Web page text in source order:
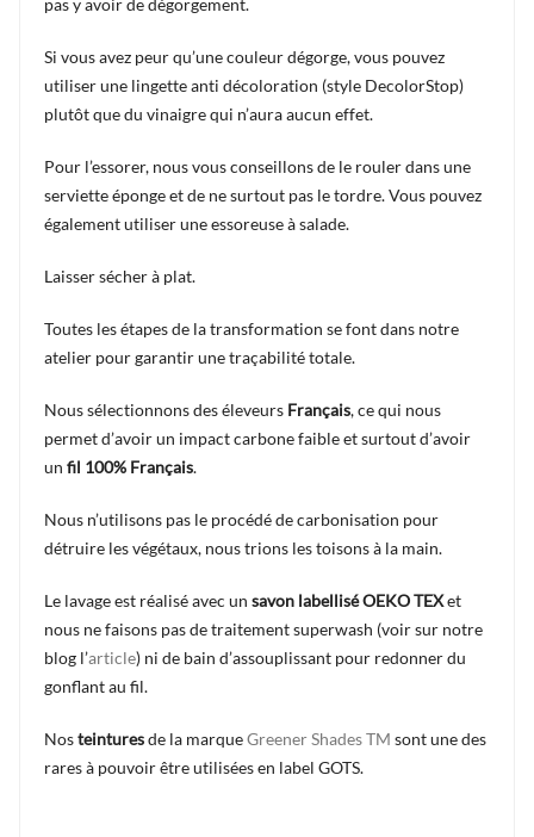
Si vous avez peur qu’une couleur dégorge, vous pouvez
utiliser une lingette anti décoloration (style DecolorStop)
plutôt que du vinaigre qui n’aura aucun effet.
Pour l’essorer, nous vous conseillons de le rouler dans une
serviette éponge et de ne surtout pas le tordre. Vous pouvez
également utiliser une essoreuse à salade.
Laisser sécher à plat.
Toutes les étapes de la transformation se font dans notre
atelier pour garantir une traçabilité totale.
Nous sélectionnons des éleveurs Français, ce qui nous
permet d’avoir un impact carbone faible et surtout d’avoir
un fil 100% Français.
Nous n’utilisons pas le procédé de carbonisation pour
détruire les végétaux, nous trions les toisons à la main.
Le lavage est réalisé avec un savon labellisé OEKO TEXet
nous ne faisons pas de traitement superwash (voir sur notre
blog l’article) ni de bain d’assouplissant pour redonner du
gonflant au fil.
Nosteinturesde la marqueGreener Shades TM sont une des
rares à pouvoir être utilisées en label GOTS.